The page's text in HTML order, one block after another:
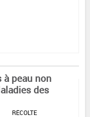
à peau non
des
RÉCOLTE